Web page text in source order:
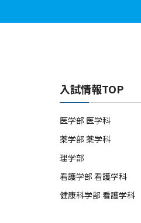
入試情報TOP
医学部 医学科
薬学部 薬学科
理学部
看護学部 看護学科
健康科学部 看護学科